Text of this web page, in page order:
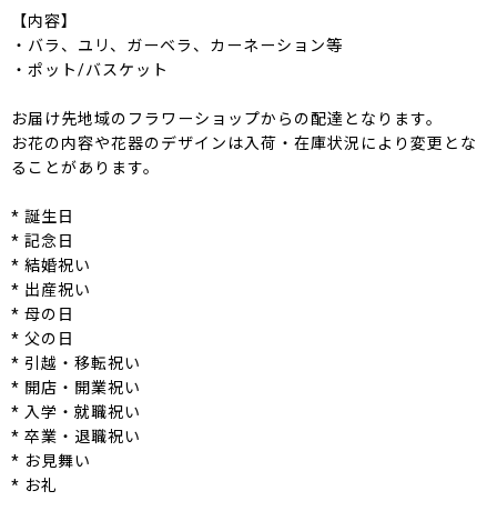
【内容】
・バラ、ユリ、ガーベラ、カーネーション等
・ポット/バスケット
お届け先地域のフラワーショップからの配達となります。
お花の内容や花器のデザインは入荷・在庫状況により変更とな
ることがあります。
* 誕生日
* 記念日
* 結婚祝い
* 出産祝い
* 母の日
* 父の日
* 引越・移転祝い
* 開店・開業祝い
* 入学・就職祝い
* 卒業・退職祝い
* お見舞い
* お礼